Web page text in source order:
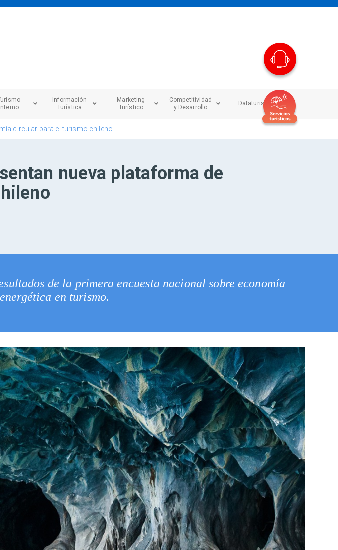
Interno
Información
Turística
Marketing
Turístico
Competitividad
y Desarrollo
Dataturismo
circular para el turismo chileno
nueva plataforma de
de la primera encuesta nacional sobre economía
en turismo.